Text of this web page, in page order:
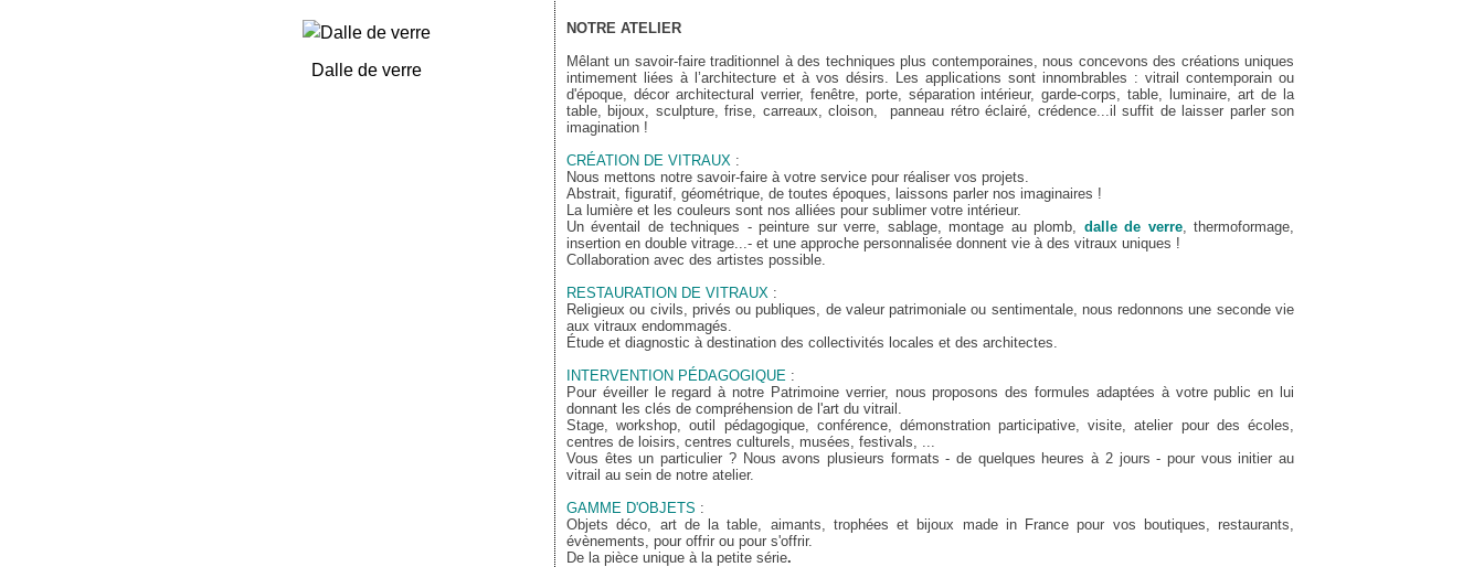
Dalle de verre
NOTRE ATELIER
Mêlant un savoir-faire traditionnel à des techniques plus contemporaines, nous concevons des créations uniques
intimement liées à l’architecture et à vos désirs. Les applications sont innombrables : vitrail contemporain ou
d'époque, décor architectural verrier, fenêtre, porte, séparation intérieur, garde-corps, table, luminaire, art de la
table, bijoux, sculpture, frise, carreaux, cloison, panneau rétro éclairé, crédence...il suffit de laisser parler son
imagination !
CRÉATION DE VITRAUX :
Nous mettons notre savoir-faire à votre service pour réaliser vos projets.
Abstrait, figuratif, géométrique, de toutes époques, laissons parler nos imaginaires !
La lumière et les couleurs sont nos alliées pour sublimer votre intérieur.
Un éventail de techniques - peinture sur verre, sablage, montage au plomb, dalle de verre, thermoformage,
insertion en double vitrage...- et une approche personnalisée donnent vie à des vitraux uniques !
Collaboration avec des artistes possible.
RESTAURATION DE VITRAUX :
Religieux ou civils, privés ou publiques, de valeur patrimoniale ou sentimentale, nous redonnons une seconde vie
aux vitraux endommagés.
Étude et diagnostic à destination des collectivités locales et des architectes.
INTERVENTION PÉDAGOGIQUE :
Pour éveiller le regard à notre Patrimoine verrier, nous proposons des formules adaptées à votre public en lui
donnant les clés de compréhension de l'art du vitrail.
Stage, workshop, outil pédagogique, conférence, démonstration participative, visite, atelier pour des écoles,
centres de loisirs, centres culturels, musées, festivals, ...
Vous êtes un particulier ? Nous avons plusieurs formats - de quelques heures à 2 jours - pour vous initier au
vitrail au sein de notre atelier.
GAMME D'OBJETS :
Objets déco, art de la table, aimants, trophées et bijoux made in France pour vos boutiques, restaurants,
évènements, pour offrir ou pour s'offrir.
De la pièce unique à la petite série.